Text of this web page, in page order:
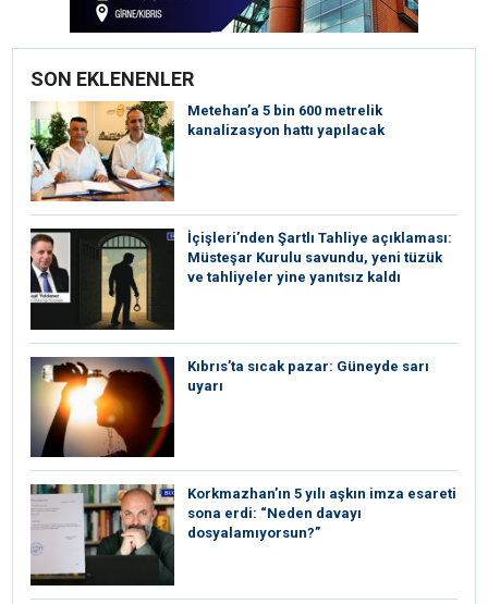
SON EKLENENLER
Metehan’a 5 bin 600 metrelik
kanalizasyon hattı yapılacak
İçişleri’nden Şartlı Tahliye açıklaması:
Müsteşar Kurulu savundu, yeni tüzük
ve tahliyeler yine yanıtsız kaldı
Kıbrıs’ta sıcak pazar: Güneyde sarı
uyarı
Korkmazhan’ın 5 yılı aşkın imza esareti
sona erdi: “Neden davayı
dosyalamıyorsun?”